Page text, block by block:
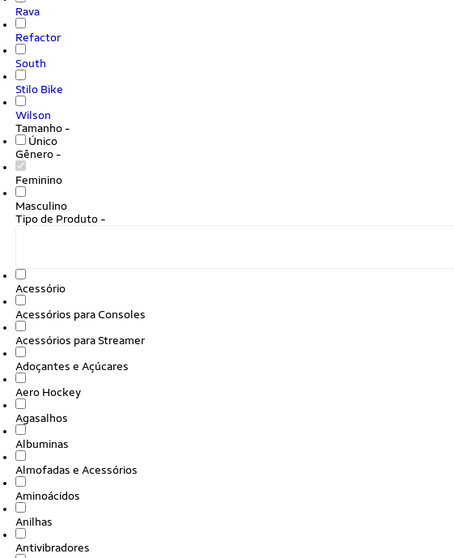
Rava
Refactor
South
Stilo Bike
Wilson
Tamanho -
Único
Gênero -
Feminino
Masculino
Tipo de Produto -
Acessório
Acessórios para Consoles
Acessórios para Streamer
Adoçantes e Açúcares
Aero Hockey
Agasalhos
Albuminas
Almofadas e Acessórios
Aminoácidos
Anilhas
Antivibradores